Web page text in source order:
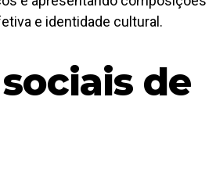
e identidade cultural.
de